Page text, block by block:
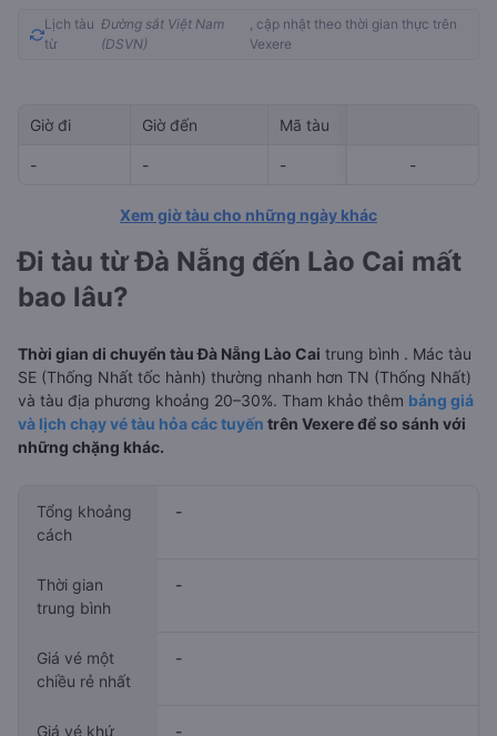
Lịch tàu
từ
Đường sắt Việt Nam
(DSVN)
, cập nhật theo thời gian thực trên
Vexere
Giờ đi Giờ đến Mã tàu
- - - --
-
Xem giờ tàu cho những ngày khác
Đi tàu từ Đà Nẵng đến Lào Cai mất
bao lâu?
Thời gian di chuyển tàu Đà Nẵng Lào Cai trung bình . Mác tàu
SE (Thống Nhất tốc hành) thường nhanh hơn TN (Thống Nhất)
và tàu địa phương khoảng 20–30%. Tham khảo thêm bảng giá
và lịch chạy vé tàu hỏa các tuyến trên Vexere để so sánh với
những chặng khác.
Tổng khoảng
cách
-
Thời gian
trung bình
-
Giá vé một
chiều rẻ nhất
-
Giá vé khứ -